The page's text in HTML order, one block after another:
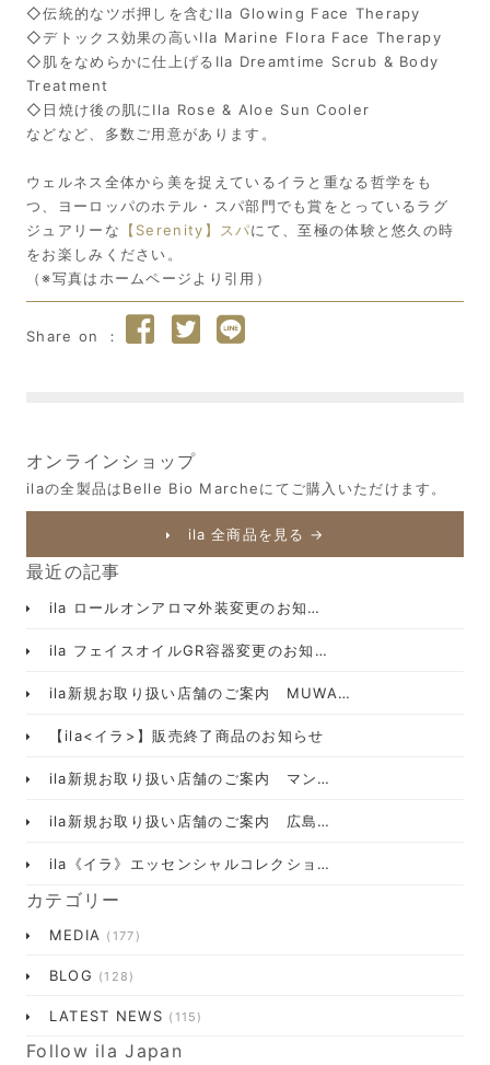
◇伝統的なツボ押しを含むIla Glowing Face Therapy
◇デトックス効果の高いIla Marine Flora Face Therapy
◇肌をなめらかに仕上げるIla Dreamtime Scrub & Body
Treatment
◇日焼け後の肌にIla Rose & Aloe Sun Cooler
などなど、多数ご用意があります。
ウェルネス全体から美を捉えているイラと重なる哲学をも
つ、ヨーロッパのホテル・スパ部門でも賞をとっているラグ
ジュアリーな
【Serenity】スパにて、至極の体験と悠久の時
をお楽しみください。
（※写真はホームページより引用）
オンラインショップ
ilaの全製品はBelle Bio Marcheにてご購入いただけます。
ila 全商品を見る →
最近の記事
ila ロールオンアロマ外装変更のお知…
ila フェイスオイルGR容器変更のお知…
ila新規お取り扱い店舗のご案内 MUWA…
【ila<イラ>】販売終了商品のお知らせ
ila新規お取り扱い店舗のご案内 マン…
ila新規お取り扱い店舗のご案内 広島…
ila《イラ》エッセンシャルコレクショ…
カテゴリー
MEDIA (177)
BLOG (128)
LATEST NEWS (115)
Follow ila Japan